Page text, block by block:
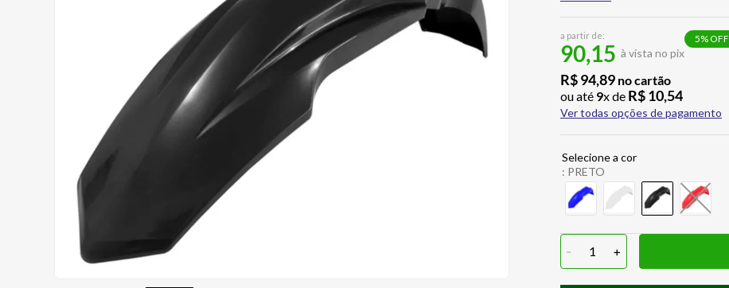
a partir de:
90,15 à vista no pix
5% OFF
R$94,89 no cartão
ou até 9x de R$10,54
Ver todas opções de pagamento
: PRETO
- 1 +
CALÇA
10º BOTAS